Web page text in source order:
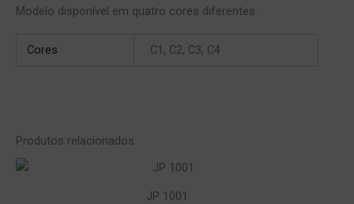
Modelo disponível em quatro cores diferentes.
Cores C1, C2, C3, C4
Produtos relacionados
JP 1001